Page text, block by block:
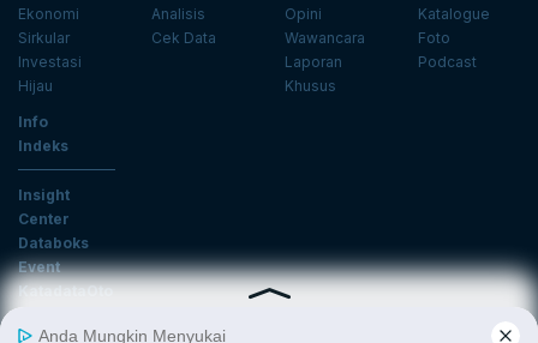
Ekonomi
Sirkular
Investasi
Hijau
Analisis
Cek Data
Opini
Wawancara
Laporan
Khusus
Katalogue
Foto
Podcast
Info
Indeks
Insight
Center
Databoks
Event
KatadataOto